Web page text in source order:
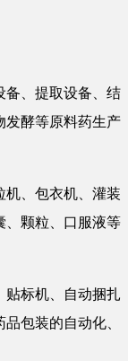
备、提取设备、结
发酵等原料药生产
机、包衣机、灌装
、颗粒、口服液等
贴标机、自动捆扎
包装的自动化、